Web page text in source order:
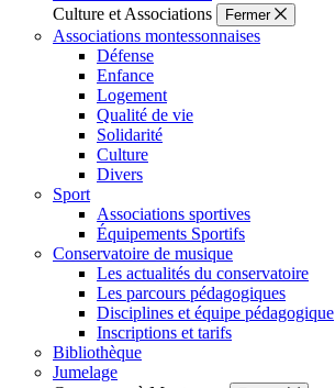
Culture et Associations
Fermer
Associations montessonnaises
Défense
Enfance
Logement
Qualité de vie
Solidarité
Culture
Divers
Sport
Associations sportives
Équipements Sportifs
Conservatoire de musique
Les actualités du conservatoire
Les parcours pédagogiques
Disciplines et équipe pédagogique
Inscriptions et tarifs
Bibliothèque
Jumelage